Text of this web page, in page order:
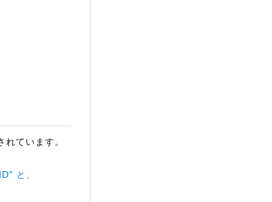
ています。
と、